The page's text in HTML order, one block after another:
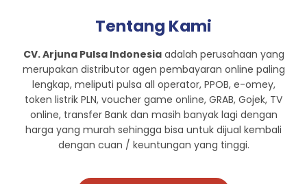
Tentang Kami
CV. Arjuna Pulsa Indonesiaadalah perusahaan yang
merupakan distributor agen pembayaran online paling
lengkap, meliputi pulsa all operator, PPOB, e-omey,
token listrik PLN, voucher game online, GRAB, Gojek, TV
online, transfer Bank dan masih banyak lagi dengan
harga yang murah sehingga bisa untuk dijual kembali
dengan cuan / keuntungan yang tinggi.